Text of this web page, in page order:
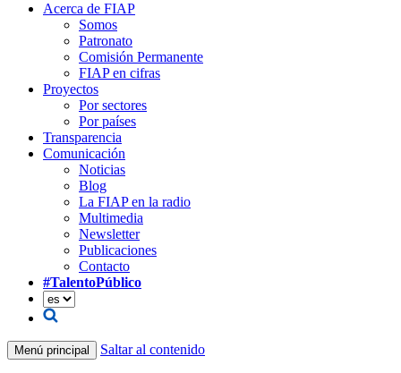
Acerca de FIAP
Somos
Patronato
Comisión Permanente
FIAP en cifras
Proyectos
Por sectores
Por países
Transparencia
Comunicación
Noticias
Blog
La FIAP en la radio
Multimedia
Newsletter
Publicaciones
Contacto
#TalentoPúblico
Menú principal Saltar al contenido